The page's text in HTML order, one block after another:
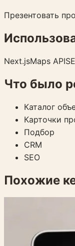
Презентовать
Next.jsMaps API
Что было
Каталог
Карточки
Подбор
CRM
SEO
Похожие